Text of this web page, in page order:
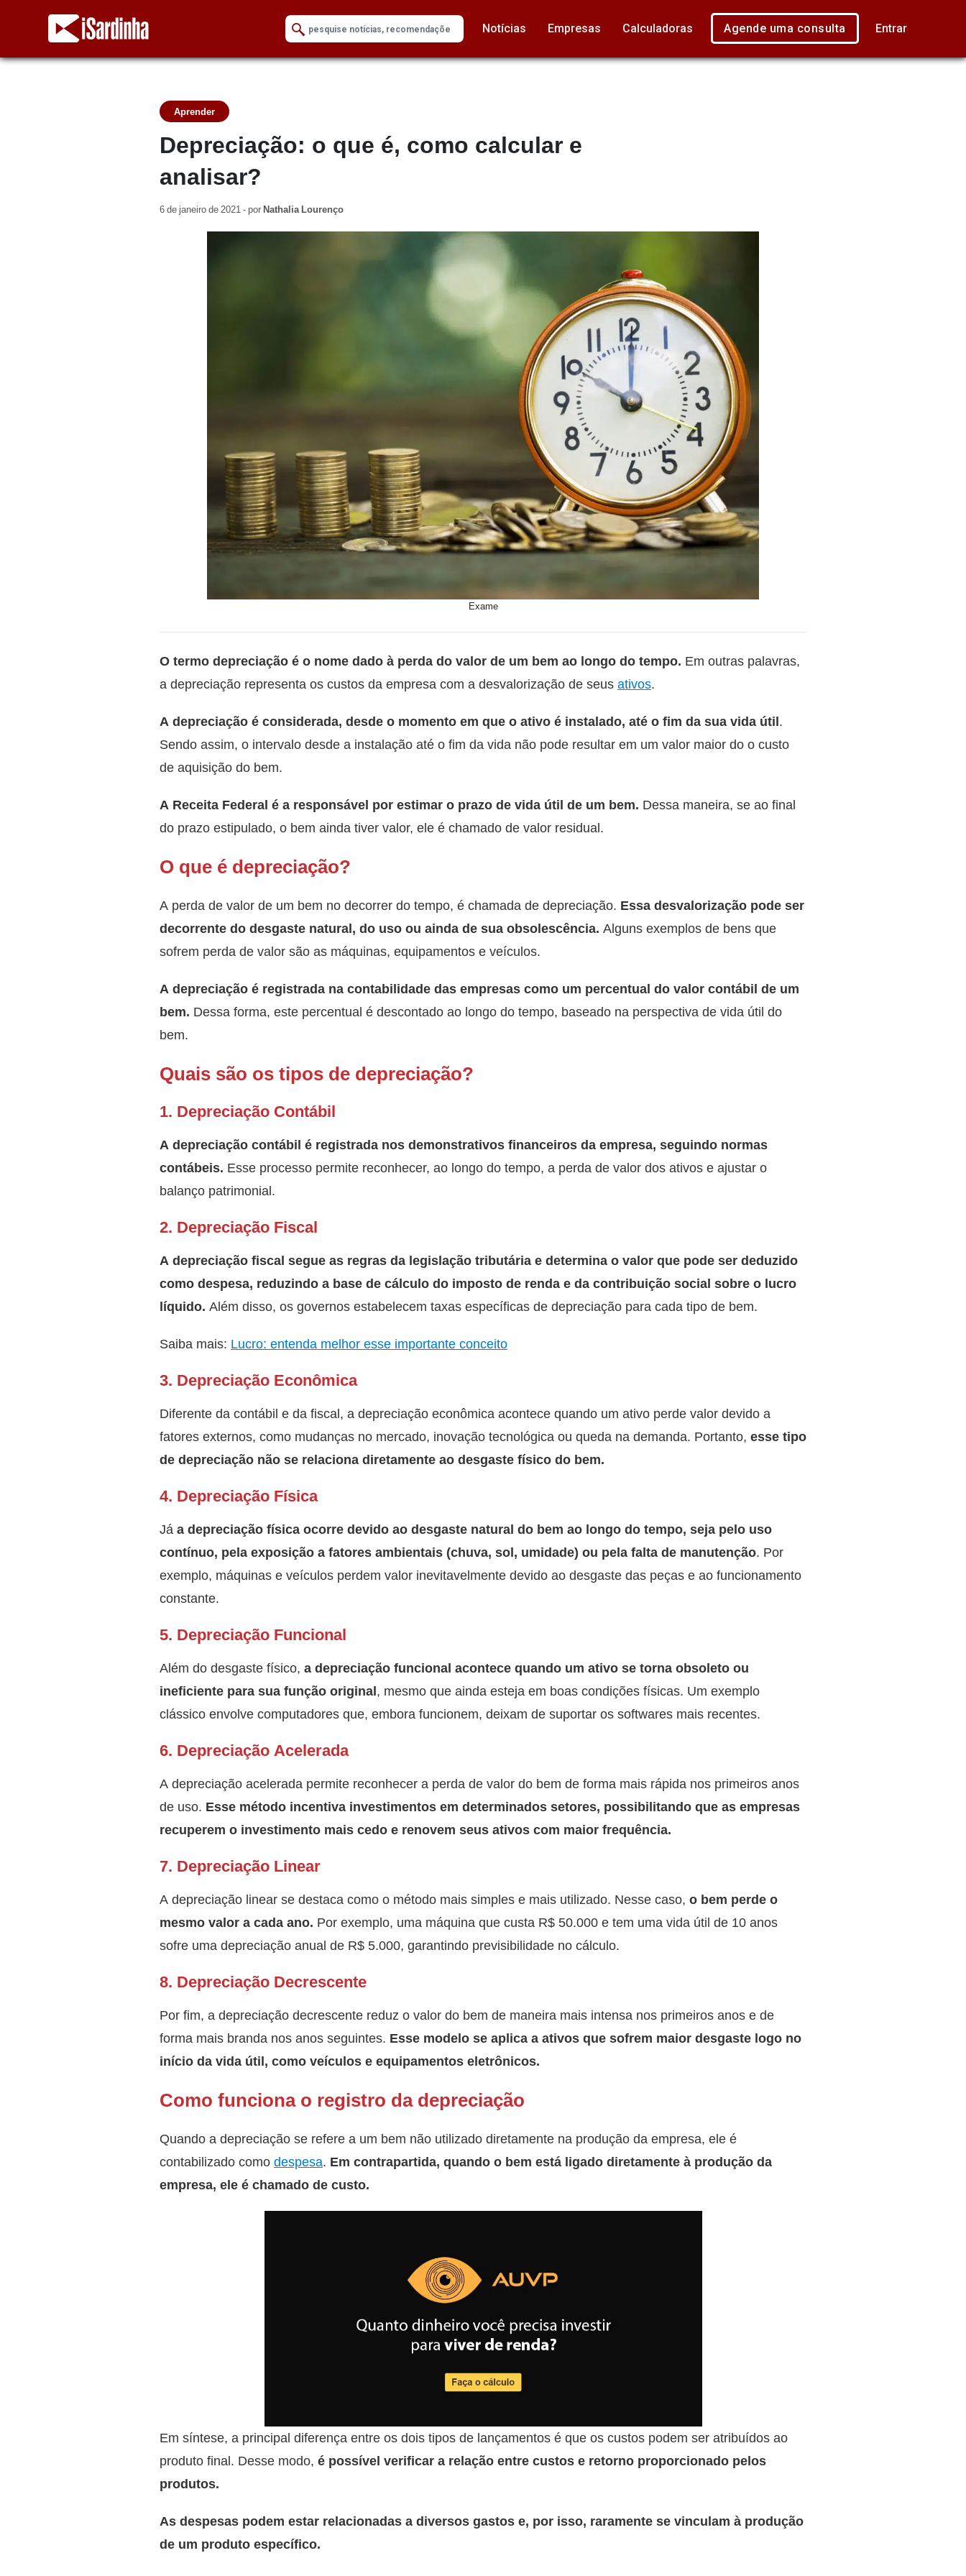
Notícias Empresas Calculadoras Agende uma consulta Entrar
Aprender
Depreciação: o que é, como calcular e
analisar?
6 de janeiro de 2021 - por Nathalia Lourenço
Exame
O termo depreciação é o nome dado à perda do valor de um bem ao longo do tempo. Em outras palavras,
a depreciação representa os custos da empresa com a desvalorização de seus ativos.
A depreciação é considerada, desde o momento em que o ativo é instalado, até o fim da sua vida útil.
Sendo assim, o intervalo desde a instalação até o fim da vida não pode resultar em um valor maior do o custo
de aquisição do bem.
A Receita Federal é a responsável por estimar o prazo de vida útil de um bem. Dessa maneira, se ao final
do prazo estipulado, o bem ainda tiver valor, ele é chamado de valor residual.
O que é depreciação?
A perda de valor de um bem no decorrer do tempo, é chamada de depreciação. Essa desvalorização pode ser
decorrente do desgaste natural, do uso ou ainda de sua obsolescência. Alguns exemplos de bens que
sofrem perda de valor são as máquinas, equipamentos e veículos.
A depreciação é registrada na contabilidade das empresas como um percentual do valor contábil de um
bem. Dessa forma, este percentual é descontado ao longo do tempo, baseado na perspectiva de vida útil do
bem.
Quais são os tipos de depreciação?
1. Depreciação Contábil
A depreciação contábil é registrada nos demonstrativos financeiros da empresa, seguindo normas
contábeis. Esse processo permite reconhecer, ao longo do tempo, a perda de valor dos ativos e ajustar o
balanço patrimonial.
2. Depreciação Fiscal
A depreciação fiscal segue as regras da legislação tributária e determina o valor que pode ser deduzido
como despesa, reduzindo a base de cálculo do imposto de renda e da contribuição social sobre o lucro
líquido. Além disso, os governos estabelecem taxas específicas de depreciação para cada tipo de bem.
Saiba mais: Lucro: entenda melhor esse importante conceito
3. Depreciação Econômica
Diferente da contábil e da fiscal, a depreciação econômica acontece quando um ativo perde valor devido a
fatores externos, como mudanças no mercado, inovação tecnológica ou queda na demanda. Portanto, esse tipo
de depreciação não se relaciona diretamente ao desgaste físico do bem.
4. Depreciação Física
Já a depreciação física ocorre devido ao desgaste natural do bem ao longo do tempo, seja pelo uso
contínuo, pela exposição a fatores ambientais (chuva, sol, umidade) ou pela falta de manutenção. Por
exemplo, máquinas e veículos perdem valor inevitavelmente devido ao desgaste das peças e ao funcionamento
constante.
5. Depreciação Funcional
Além do desgaste físico, a depreciação funcional acontece quando um ativo se torna obsoleto ou
ineficiente para sua função original, mesmo que ainda esteja em boas condições físicas. Um exemplo
clássico envolve computadores que, embora funcionem, deixam de suportar os softwares mais recentes.
6. Depreciação Acelerada
A depreciação acelerada permite reconhecer a perda de valor do bem de forma mais rápida nos primeiros anos
de uso. Esse método incentiva investimentos em determinados setores, possibilitando que as empresas
recuperem o investimento mais cedo e renovem seus ativos com maior frequência.
7. Depreciação Linear
A depreciação linear se destaca como o método mais simples e mais utilizado. Nesse caso, o bem perde o
mesmo valor a cada ano. Por exemplo, uma máquina que custa R$ 50.000 e tem uma vida útil de 10 anos
sofre uma depreciação anual de R$ 5.000, garantindo previsibilidade no cálculo.
8. Depreciação Decrescente
Por fim, a depreciação decrescente reduz o valor do bem de maneira mais intensa nos primeiros anos e de
forma mais branda nos anos seguintes. Esse modelo se aplica a ativos que sofrem maior desgaste logo no
início da vida útil, como veículos e equipamentos eletrônicos.
Como funciona o registro da depreciação
Quando a depreciação se refere a um bem não utilizado diretamente na produção da empresa, ele é
contabilizado como despesa. Em contrapartida, quando o bem está ligado diretamente à produção da
empresa, ele é chamado de custo.
Em síntese, a principal diferença entre os dois tipos de lançamentos é que os custos podem ser atribuídos ao
produto final. Desse modo, é possível verificar a relação entre custos e retorno proporcionado pelos
produtos.
As despesas podem estar relacionadas a diversos gastos e, por isso, raramente se vinculam à produção
de um produto específico.